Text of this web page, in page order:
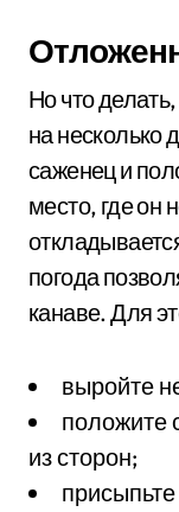
Но что
на несколько
саженец и
место, где он
погода
канаве. Для
выройте
положите
из сторон;